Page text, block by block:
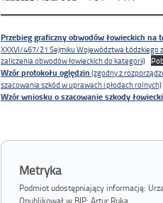
Przebieg graficzny obwodów łowieckich na
XXXVI/467/21 Sejmiku Województwa Łódzkiego
zaliczenia obwodów łowieckich do kategorii)
Wzór protokołu oględzin (zgodny z
szacowania szkód w uprawach i płodach rolnych)
Wzór wniosku o szacowanie szkody
Metryka
Podmiot udostępniający informację:
Opublikował w BIP: Artur Ruka